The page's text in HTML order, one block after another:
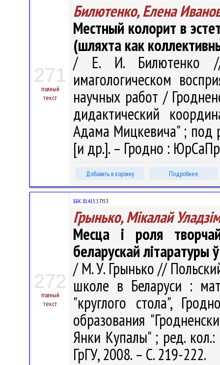
271
полный
текст
Билютенко, Елена
Местный колорит в
(шляхта как
/ Е. И. Билютенко //
имагологическом
научных работ /
дидактический
Адама Мицкевича" ; под
[и др.]. – Гродно :
Добавить в корзину Подробнее
272
полный
текст
ББК 81.415.3 П53
Грынько, Мікалай
Месца і роля
беларускай літаратуры
/ М. У. Грынько //
школе в Беларуси :
"круглого стола",
образования
Янки Купалы" ; ред.
ГрГУ, 2008. – С. 219-222.